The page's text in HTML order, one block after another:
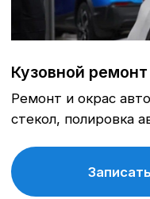
Записаться